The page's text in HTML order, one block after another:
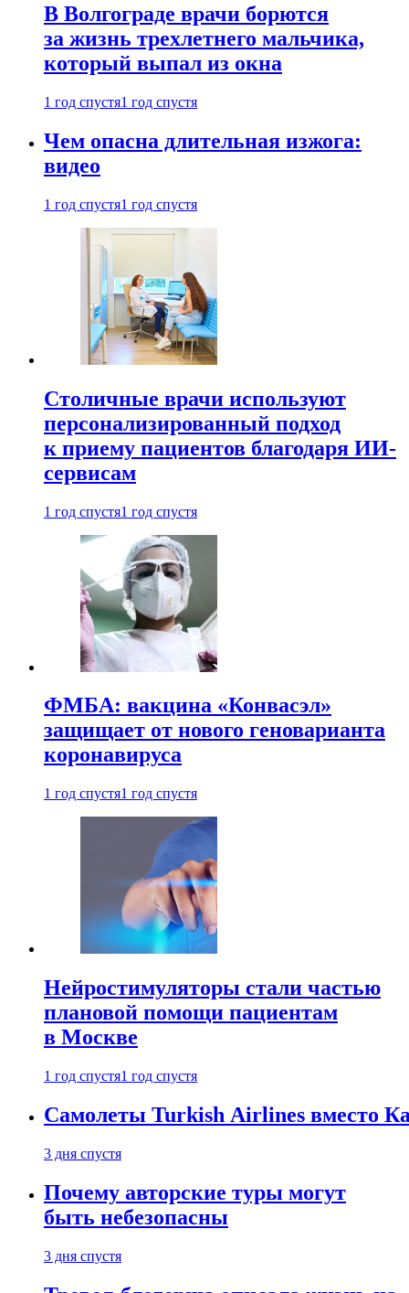
В Волгограде врачи борются
за жизнь трехлетнего мальчика,
который выпал из окна
1 год спустя1 год спустя
Чем опасна длительная изжога:
видео
1 год спустя1 год спустя
Столичные врачи используют
персонализированный подход
к приему пациентов благодаря ИИ-
сервисам
1 год спустя1 год спустя
ФМБА: вакцина «Конвасэл»
защищает от нового геноварианта
коронавируса
1 год спустя1 год спустя
Нейростимуляторы стали частью
плановой помощи пациентам
в Москве
1 год спустя1 год спустя
Самолеты Turkish Airlines вместо
3 дня спустя
Почему авторские туры могут
быть небезопасны
3 дня спустя